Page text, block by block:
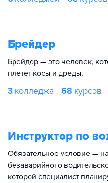
Брейдер
Брейдер — это человек,
плетет косы и дреды.
3 колледжа 68 курсов
Инструктор по
Обязательное условие —
безаварийного
которой специалист